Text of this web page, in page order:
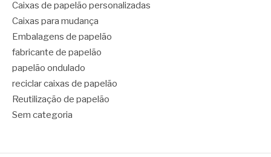
Caixas de papelão personalizadas
Caixas para mudança
Embalagens de papelão
fabricante de papelão
papelão ondulado
reciclar caixas de papelão
Reutilização de papelão
Sem categoria